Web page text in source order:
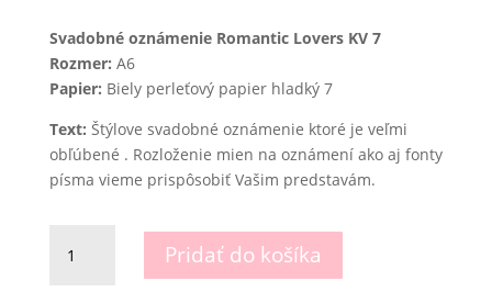
Svadobné oznámenie Romantic Lovers KV 7
Rozmer: A6
Papier: Biely perleťový papier hladký 7
Text: Štýlove svadobné oznámenie ktoré je veľmi
obľúbené . Rozloženie mien na oznámení ako aj fonty
písma vieme prispôsobiť Vašim predstavám.
Svadobné
Pridať do košíka